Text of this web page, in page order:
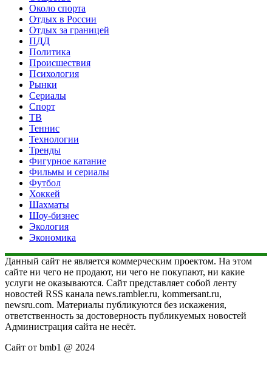
Около спорта
Отдых в России
Отдых за границей
ПДД
Политика
Происшествия
Психология
Рынки
Сериалы
Спорт
ТВ
Теннис
Технологии
Тренды
Фигурное катание
Фильмы и сериалы
Футбол
Хоккей
Шахматы
Шоу-бизнес
Экология
Экономика
Данный сайт не является коммерческим проектом. На этом
сайте ни чего не продают, ни чего не покупают, ни какие
услуги не оказываются. Сайт представляет собой ленту
новостей RSS канала news.rambler.ru, kommersant.ru,
newsru.com. Материалы публикуются без искажения,
ответственность за достоверность публикуемых новостей
Администрация сайта не несёт.
Сайт от bmb1 @ 2024